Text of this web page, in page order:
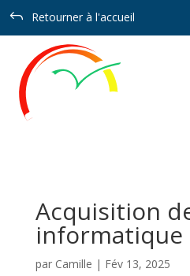
J Retourner à l'accueil
Acquisition
informatique
par Camille | Fév 13, 2025
Panneau de gestion des cookies